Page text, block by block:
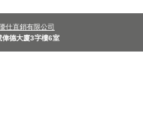
仕直銷有限公司
德大廈3字樓6室